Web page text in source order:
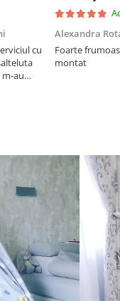
cu
au
Alexandra
Foarte
montat